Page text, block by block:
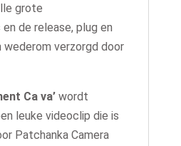
grote
de release, plug en
verzorgd door
Ca va’wordt
leuke videoclip die is
Patchanka Camera